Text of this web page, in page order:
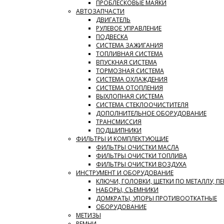
ПРОБЛЕСКОВЫЕ МАЯКИ
АВТОЗАПЧАСТИ
ДВИГАТЕЛЬ
РУЛЕВОЕ УПРАВЛЕНИЕ
ПОДВЕСКА
СИСТЕМА ЗАЖИГАНИЯ
ТОПЛИВНАЯ СИСТЕМА
ВПУСКНАЯ СИСТЕМА
ТОРМОЗНАЯ СИСТЕМА
СИСТЕМА ОХЛАЖДЕНИЯ
СИСТЕМА ОТОПЛЕНИЯ
ВЫХЛОПНАЯ СИСТЕМА
СИСТЕМА СТЕКЛООЧИСТИТЕЛЯ
ДОПОЛНИТЕЛЬНОЕ ОБОРУДОВАНИЕ
ТРАНСМИССИЯ
ПОДШИПНИКИ
ФИЛЬТРЫ И КОМПЛЕКТУЮЩИЕ
ФИЛЬТРЫ ОЧИСТКИ МАСЛА
ФИЛЬТРЫ ОЧИСТКИ ТОПЛИВА
ФИЛЬТРЫ ОЧИСТКИ ВОЗДУХА
ИНСТРУМЕНТ И ОБОРУДОВАНИЕ
КЛЮЧИ, ГОЛОВКИ, ЩЕТКИ ПО МЕТАЛЛУ,
НАБОРЫ, СЪЕМНИКИ
ДОМКРАТЫ, УПОРЫ ПРОТИВООТКАТНЫЕ
ОБОРУДОВАНИЕ
МЕТИЗЫ